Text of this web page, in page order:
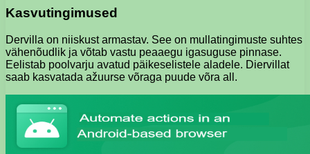
Kasvutingimused
Dervilla on niiskust armastav. See on mullatingimuste suhtes
vähenõudlik ja võtab vastu peaaegu igasuguse pinnase.
Eelistab poolvarju avatud päikeselistele aladele. Diervillat
saab kasvatada ažuurse võraga puude võra all.